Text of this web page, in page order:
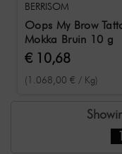
BERRISOM
Oops My Brow
Mokka Bruin 10 g
€ 10,68
(1.068,00 € / Kg)
1